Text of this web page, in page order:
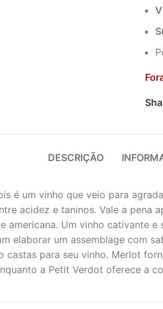
DESCRIÇÃO
é um vinho que veio para
acidez e taninos. Vale a pena
americana. Um vinho cativante
elaborar um assemblage com
castas para seu vinho. Merlot
a Petit Verdot oferece a